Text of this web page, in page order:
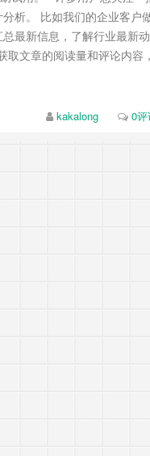
析。 比如我们的企业客户
最新信息，了解行业最新
文章的阅读量和评论内容
kakalong 0